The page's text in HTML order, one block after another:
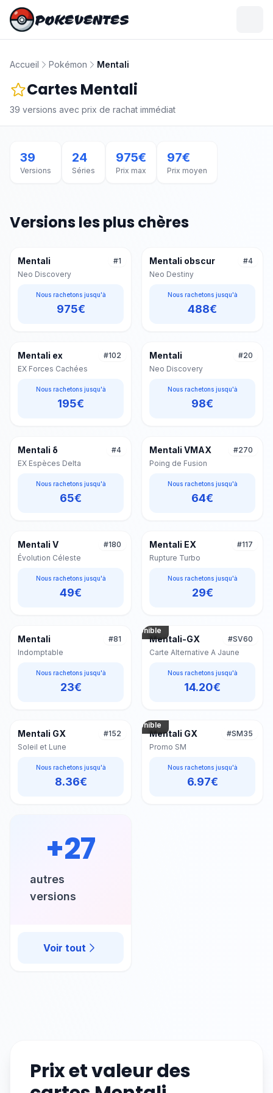
POKEVENTES
Accueil Pokémon Mentali
CartesMentali
39 versions avec prix de rachat immédiat
39
Versions
24
Séries
975€
Prix max
97€
Prix moyen
Versions les plus chères
#1
Mentali
Neo Discovery
Nous rachetons jusqu'à
975€
#4
Mentali obscur
Neo Destiny
Nous rachetons jusqu'à
488€
#102
Mentali ex
EX Forces Cachées
Nous rachetons jusqu'à
195€
#20
Mentali
Neo Discovery
Nous rachetons jusqu'à
98€
#4
Mentali δ
EX Espèces Delta
Nous rachetons jusqu'à
65€
#270
Mentali VMAX
Poing de Fusion
Nous rachetons jusqu'à
64€
#180
Mentali V
Évolution Céleste
Nous rachetons jusqu'à
49€
#117
Mentali EX
Rupture Turbo
Nous rachetons jusqu'à
29€
#81
Mentali
Indomptable
Nous rachetons jusqu'à
23€
disponible
#SV60
Mentali-GX
Carte Alternative A Jaune
Nous rachetons jusqu'à
14.20€
#152
Mentali GX
Soleil et Lune
Nous rachetons jusqu'à
8.36€
disponible
#SM35
Mentali GX
Promo SM
Nous rachetons jusqu'à
6.97€
+27
autres
versions
Voir tout
Prix et valeur des